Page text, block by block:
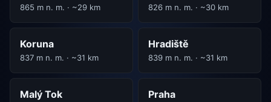
865 m n. m. · ~29 km 826 m n. m. · ~30 km
Koruna
837 m n. m. · ~31 km
Hradiště
839 m n. m. · ~31 km
Malý Tok Praha